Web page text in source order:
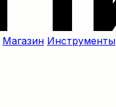
Магазин Инструменты